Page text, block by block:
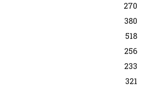
270
380
518
256
233
321